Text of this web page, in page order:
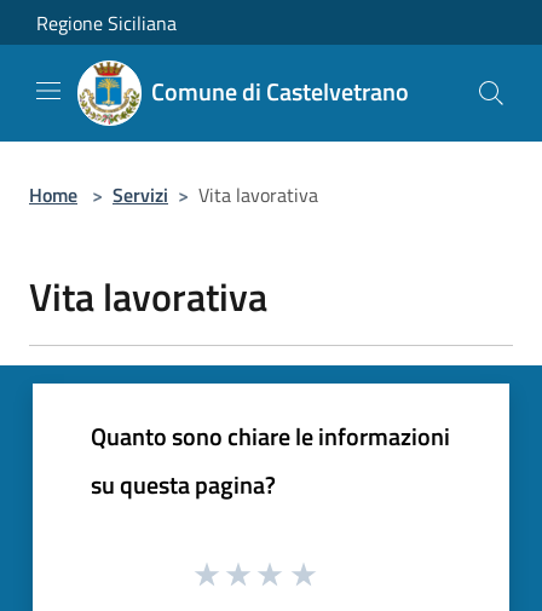
Salta al contenuto principale
Regione Siciliana
Comune di Castelvetrano
Home > Servizi > Vita lavorativa
Vita lavorativa
Quanto sono chiare le informazioni
su questa pagina?